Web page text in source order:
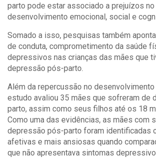
parto pode estar associado a prejuízos no
desenvolvimento emocional, social e
Somado a isso, pesquisas também
de conduta, comprometimento da saúde
depressivos nas crianças das mães que
depressão pós-parto.
Além da repercussão no desenvolvimento
estudo avaliou 35 mães que sofreram de
parto, assim como seus filhos até os 18
Como uma das evidências, as mães com
depressão pós-parto foram identificadas
afetivas e mais ansiosas quando
que não apresentava sintomas